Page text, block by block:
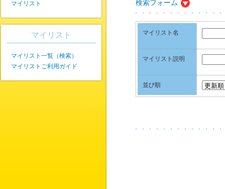
検索フォーム
マイリスト名
マイリスト説明
並び順
マイリスト
マイリスト
マイリスト一覧（検索）
マイリストご利用ガイド